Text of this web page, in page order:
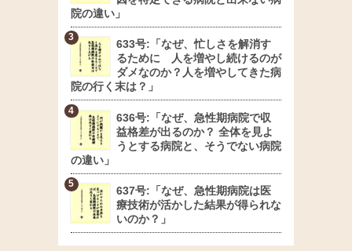
院の違い」
633号:「なぜ、忙しさを解消す
るために 人を増やし続けるのが
ダメなのか？人を増やしてきた病
院の行く末は？」
636号:「なぜ、急性期病院で収
益格差が出るのか？ 全体を見よ
うとする病院と、そうでない病院
の違い」
637号:「なぜ、急性期病院は医
療技術が活かした結果が得られな
いのか？」